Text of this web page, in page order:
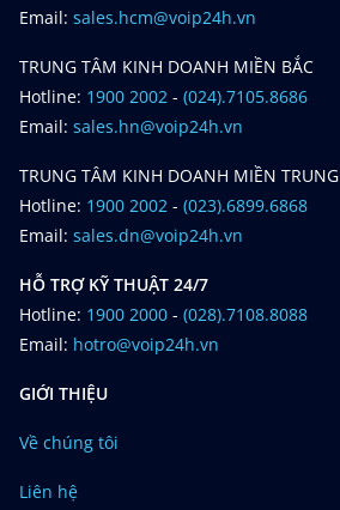
Email: sales.hcm@voip24h.vn
TRUNG TÂM KINH DOANH MIỀN BẮC
Hotline: 1900 2002 - (024).7105.8686
Email: sales.hn@voip24h.vn
TRUNG TÂM KINH DOANH MIỀN TRUNG
Hotline: 1900 2002 - (023).6899.6868
Email: sales.dn@voip24h.vn
HỖ TRỢ KỸ THUẬT 24/7
Hotline: 1900 2000 - (028).7108.8088
Email: hotro@voip24h.vn
GIỚI THIỆU
Về chúng tôi
Liên hệ